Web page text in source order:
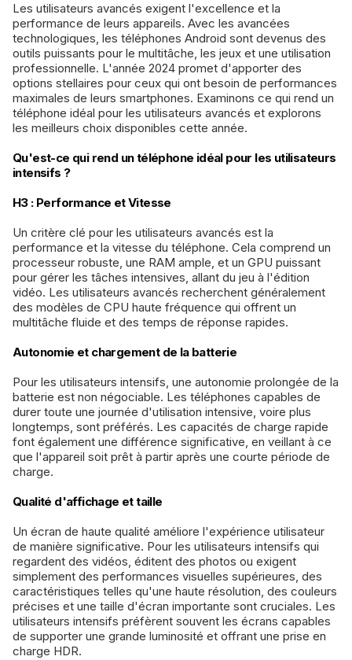
Les utilisateurs avancés exigent l'excellence et la
performance de leurs appareils. Avec les avancées
technologiques, les téléphones Android sont devenus des
outils puissants pour le multitâche, les jeux et une utilisation
professionnelle. L'année 2024 promet d'apporter des
options stellaires pour ceux qui ont besoin de performances
maximales de leurs smartphones. Examinons ce qui rend un
téléphone idéal pour les utilisateurs avancés et explorons
les meilleurs choix disponibles cette année.
Qu'est-ce qui rend un téléphone idéal pour les utilisateurs
intensifs ?
H3 : Performance et Vitesse
Un critère clé pour les utilisateurs avancés est la
performance et la vitesse du téléphone. Cela comprend un
processeur robuste, une RAM ample, et un GPU puissant
pour gérer les tâches intensives, allant du jeu à l'édition
vidéo. Les utilisateurs avancés recherchent généralement
des modèles de CPU haute fréquence qui offrent un
multitâche fluide et des temps de réponse rapides.
Autonomie et chargement de la batterie
Pour les utilisateurs intensifs, une autonomie prolongée de la
batterie est non négociable. Les téléphones capables de
durer toute une journée d'utilisation intensive, voire plus
longtemps, sont préférés. Les capacités de charge rapide
font également une différence significative, en veillant à ce
que l'appareil soit prêt à partir après une courte période de
charge.
Qualité d'affichage et taille
Un écran de haute qualité améliore l'expérience utilisateur
de manière significative. Pour les utilisateurs intensifs qui
regardent des vidéos, éditent des photos ou exigent
simplement des performances visuelles supérieures, des
caractéristiques telles qu'une haute résolution, des couleurs
précises et une taille d'écran importante sont cruciales. Les
utilisateurs intensifs préfèrent souvent les écrans capables
de supporter une grande luminosité et offrant une prise en
charge HDR.